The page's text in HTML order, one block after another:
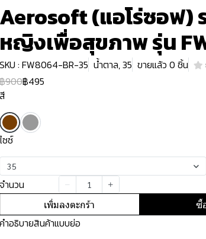
Aerosoft (แอโร่ซอฟ)
หญิงเพื่อสุขภาพ รุ่น
SKU : FW8064-BR-35 น้ำตาล, 35 ขายแล้ว 0 ชิ้น
฿900฿495
สี
ไซซ์
35
จำนวน
เพิ่มลงตะกร้า ซื้
คำอธิบายสินค้าแบบย่อ